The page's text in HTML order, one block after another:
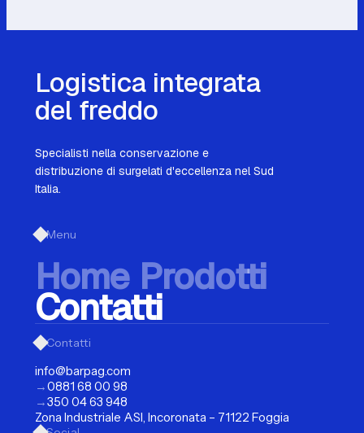
Specialisti nella conservazione e
distribuzione di surgelati d'eccellenza nel Sud
Italia.
Logistica integrata
del freddo
Menu
Home Prodotti
Contatti
Contatti
info@barpag.com
→0881 68 00 98
→350 04 63 948
Zona Industriale ASI, Incoronata – 71122 Foggia